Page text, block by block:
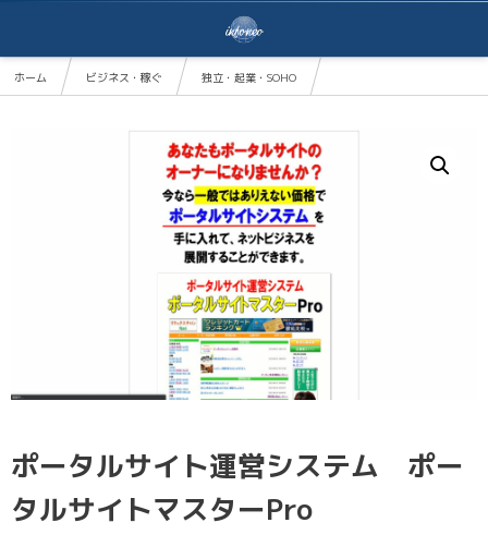
ホーム ビジネス・稼ぐ
独立・起業・SOHO
ポータルサイト運営システム ポー
タルサイトマスターPro